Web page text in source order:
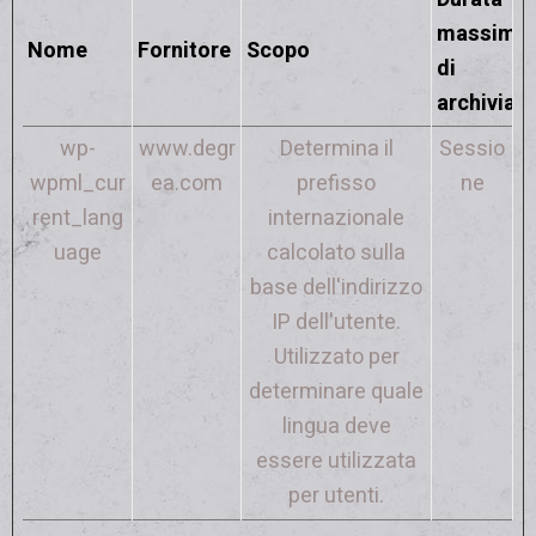
Nome Fornitore Scopo
massima
di
wp-
wpml_cur
rent_lang
uage
www.degr
ea.com
Determina il
prefisso
internazionale
calcolato sulla
base dell'indirizzo
IP dell'utente.
Utilizzato per
determinare quale
lingua deve
essere utilizzata
per utenti.
Sessio
ne